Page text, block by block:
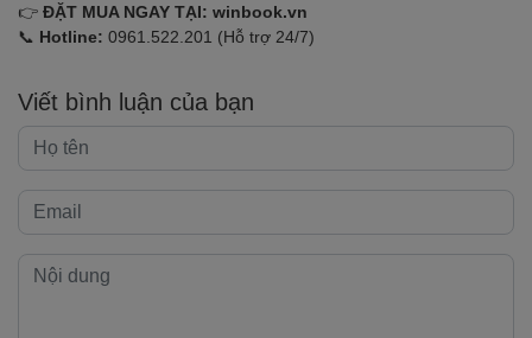
👉 ĐẶT MUA NGAY TẠI: winbook.vn
📞 Hotline: 0961.522.201 (Hỗ trợ 24/7)
Viết bình luận của bạn